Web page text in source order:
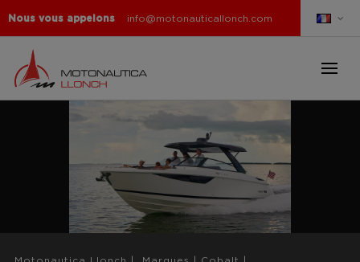
Nous vous appelons info@motonauticallonch.com